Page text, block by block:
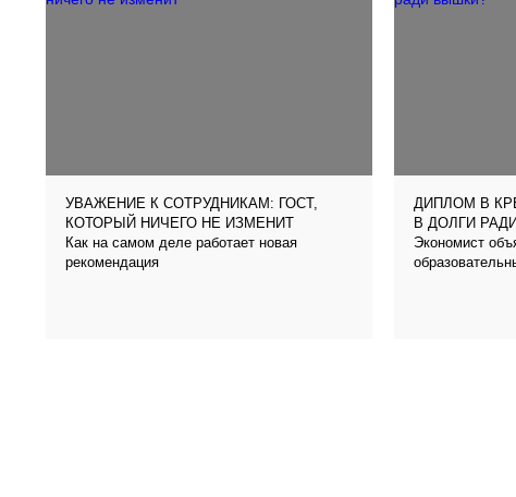
УВАЖЕНИЕ К СОТРУДНИКАМ: ГОСТ,
КОТОРЫЙ НИЧЕГО НЕ ИЗМЕНИТ
Как на самом деле работает новая
рекомендация
ДИПЛОМ В
В ДОЛГИ
Экономист